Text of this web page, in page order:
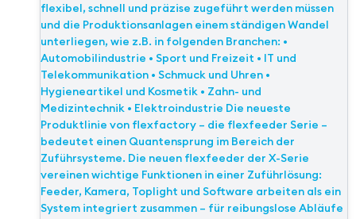
flexibel, schnell und präzise zugeführt werden müssen
und die Produktionsanlagen einem ständigen Wandel
unterliegen, wie z.B. in folgenden Branchen: •
Automobilindustrie • Sport und Freizeit • IT und
Telekommunikation • Schmuck und Uhren •
Hygieneartikel und Kosmetik • Zahn- und
Medizintechnik • Elektroindustrie Die neueste
Produktlinie von flexfactory – die flexfeeder Serie –
bedeutet einen Quantensprung im Bereich der
Zuführsysteme. Die neuen flexfeeder der X-Serie
vereinen wichtige Funktionen in einer Zuführlösung:
Feeder, Kamera, Toplight und Software arbeiten als ein
System integriert zusammen – für reibungslose Abläufe